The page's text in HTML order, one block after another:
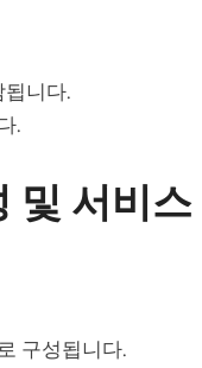
니다.
.
및 서비스
구성됩니다.